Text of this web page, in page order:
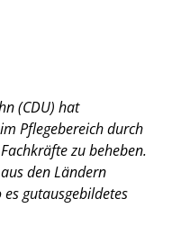
(CDU) hat
Pflegebereich durch
zu beheben.
den Ländern
gutausgebildetes